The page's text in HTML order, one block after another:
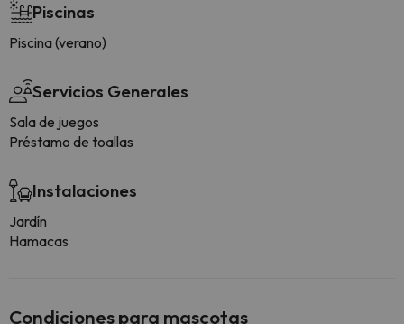
Piscinas
Piscina (verano)
Servicios Generales
Sala de juegos
Préstamo de toallas
Instalaciones
Jardín
Hamacas
Condiciones para mascotas